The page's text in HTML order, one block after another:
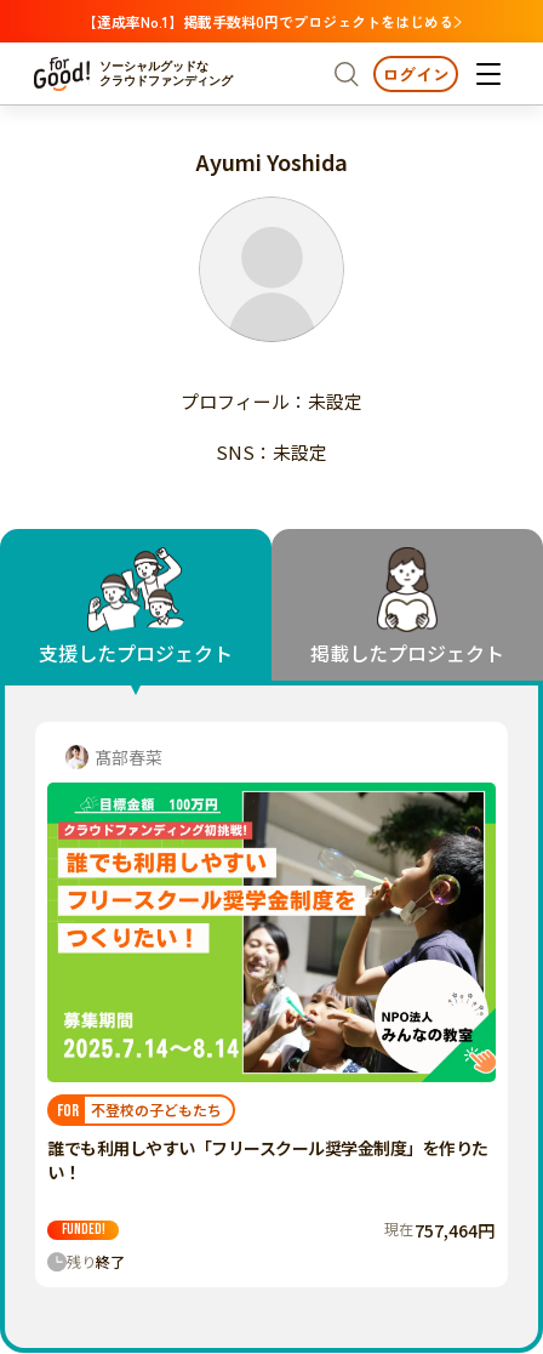
【達成率No.1】掲載手数料0円でプロジェクトをはじめる
ソーシャルグッドな
クラウドファンディング
プロジェクトからさがす 注目
支援金額が多い
支援人数が多い
終了日が近い
国際協力
子ども・教育
フード・農業
文化
環境・エシカル
人権・マイノリティ
社会貢献
地域からさがす 北海道・東北
北海道
宮城
秋田
山形
福島
関東
茨城
栃木
群馬
千葉
神奈川
プロジェクトからさがす
支援金額が多い
終了日が近い
カテゴリーからさがす
医療・福祉
子ども・教育
人権・マイノリティ
北海道 青森 岩手 宮城
秋田
福島
茨城 栃木 群馬
千葉
東京
神奈川
新潟 富山
長野
岐阜 静岡 愛知
近畿
三重 滋賀 京都 大阪
兵庫
奈良
和歌山
広島 山口
徳島 香川 高知
九州・沖縄
福岡 佐賀 長崎
宮崎
鹿児島 沖縄
ログイン
Ayumi Yoshida
プロフィール：未設定
SNS：未設定
支援したプロジェクト 掲載したプロジェクト
髙部春菜
FOR 不登校の子どもたち
誰でも利用しやすい「フリースクール奨学金制度」を作りた
い！
FUNDED! 現在757,464円
残り終了